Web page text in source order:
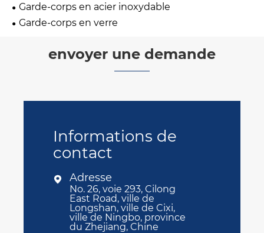
Garde-corps en acier inoxydable
Garde-corps en verre
envoyer une demande
Informations de
contact
 Adresse
No. 26, voie 293, Cilong
East Road, ville de
Longshan, ville de Cixi,
ville de Ningbo, province
du Zhejiang, Chine